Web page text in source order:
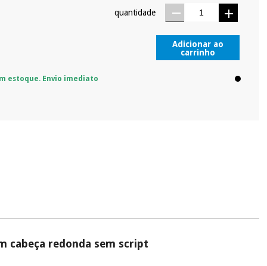
quantidade
Adicionar ao
carrinho
estoque. Envio imediato
cabeça redonda sem script